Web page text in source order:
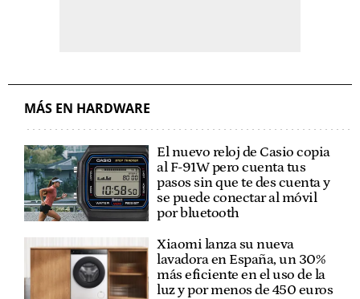
MÁS EN HARDWARE
El nuevo reloj de Casio copia
al F-91W pero cuenta tus
pasos sin que te des cuenta y
se puede conectar al móvil
por bluetooth
Xiaomi lanza su nueva
lavadora en España, un 30%
más eficiente en el uso de la
luz y por menos de 450 euros